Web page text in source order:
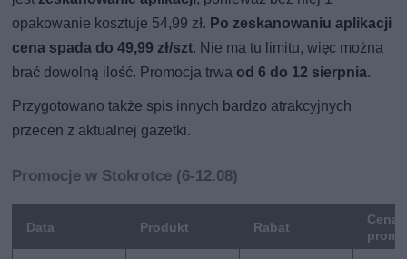
opakowanie kosztuje 54,99 zł. Po zeskanowaniu aplikacji
cena spada do 49,99 zł/szt. Nie ma tu limitu, więc można
brać dowolną ilość. Promocja trwa od 6 do 12 sierpnia.
Przygotowano także spis innych bardzo atrakcyjnych
przecen z aktualnej gazetki.
Promocje w Stokrotce (6-12.08)
Data Produkt Rabat
Cena